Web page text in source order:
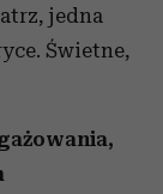
jedna
Świetne,